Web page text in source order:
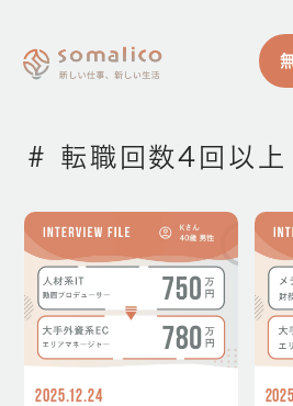
# 転職回数4回以上
2025.12.24